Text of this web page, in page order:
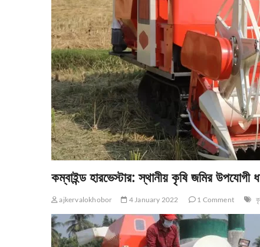
কম্বাইন্ড হারভেস্টার: স্থানীয় কৃষি জমির
ajkervalokhobor 4 January 2022 1 Comment